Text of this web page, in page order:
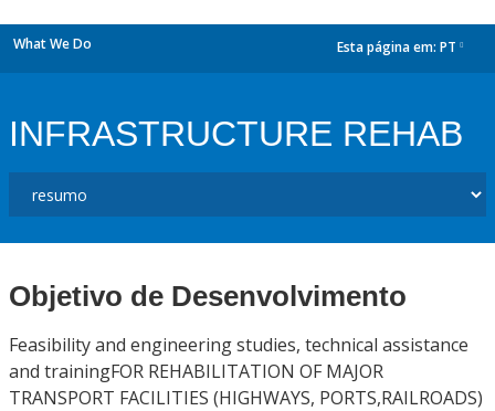
What We Do Esta página em: PT
INFRASTRUCTURE REHAB
Objetivo de Desenvolvimento
Feasibility and engineering studies, technical assistance
and trainingFOR REHABILITATION OF MAJOR
TRANSPORT FACILITIES (HIGHWAYS, PORTS,RAILROADS)